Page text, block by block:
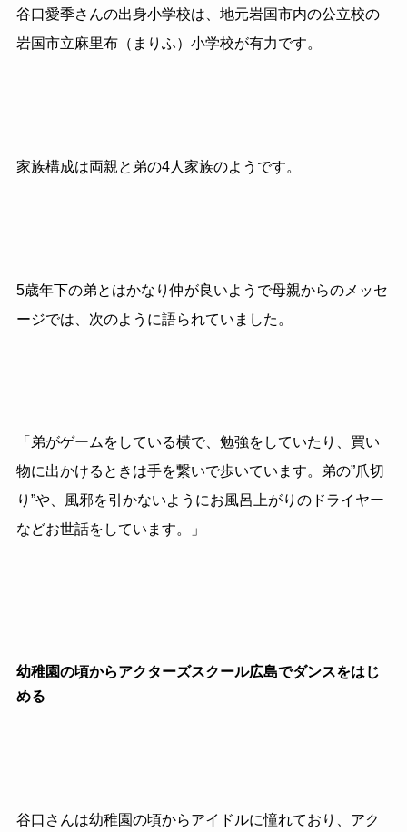
谷口愛季さんの出身小学校は、地元岩国市内の公立校の
岩国市立麻里布（まりふ）小学校が有力です。
家族構成は両親と弟の4人家族のようです。
5歳年下の弟とはかなり仲が良いようで母親からのメッセ
ージでは、次のように語られていました。
「弟がゲームをしている横で、勉強をしていたり、買い
物に出かけるときは手を繋いで歩いています。弟の”爪切
り”や、風邪を引かないようにお風呂上がりのドライヤー
などお世話をしています。」
幼稚園の頃からアクターズスクール広島でダンスをはじ
める
谷口さんは幼稚園の頃からアイドルに憧れており、アク